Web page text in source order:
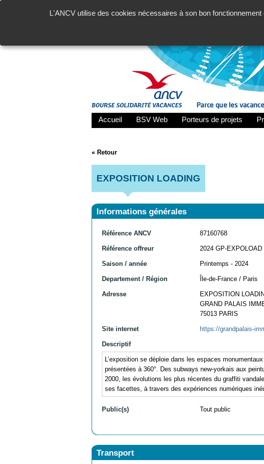
L'ANCV utilise des cookies nécessaires à son bon
Accueil BSV Web Porteurs de projets
« Retour
EXPOSITION LOADING
Informations générales
Référence ANCV 87160768
Référence offreur 2024 GP-EXPOLOAD
Saison / année Printemps - 2024
Departement / Région Île-de-France / Paris
Adresse
EXPOSITION
GRAND PALAIS
75013 PARIS
Site internet https://grandpalais-
Descriptif
L’exposition se déploie dans les espaces
présentées à 360°. Des subways new-yorkais aux
2000, les évolutions les plus récentes du graffiti
ses facettes, à travers des expériences numériques
Public(s) Tout public
Transport